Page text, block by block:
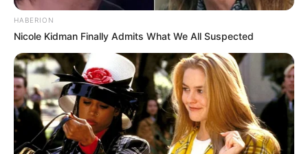
Langka Banget! 10 Pose Lucu
Katak yang Bikin Ketawa
Gemes
HABERION
Nicole Kidman Finally Admits What We All Suspected